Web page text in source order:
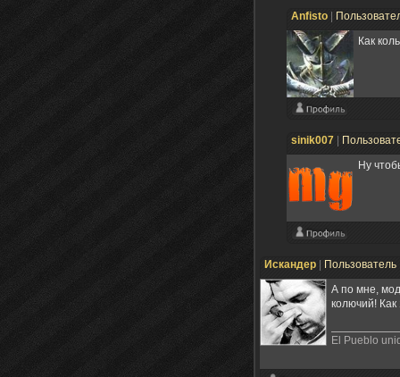
Anfisto
Как
sinik007
Ну
Искандер Пользователь
А по мне,
колючий!
El Pueblo